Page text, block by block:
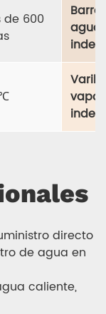
de 600
Barra
agua
vapor
directo
de agua en
caliente,